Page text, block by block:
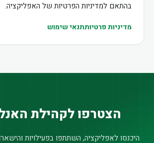
בהתאם למדיניות הפרטיות של האפליקציה.
מדיניות פרטיותתנאי שימוש
הצטרפו לקהילת
היכנסו לאפליקציה, השתתפו בפעילויות